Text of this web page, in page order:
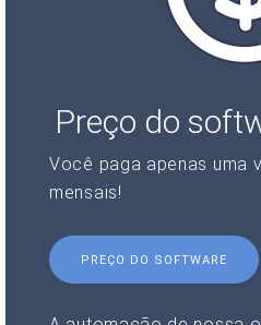
Preço do
Você paga apenas uma
mensais!
PREÇO DO SOFTWARE